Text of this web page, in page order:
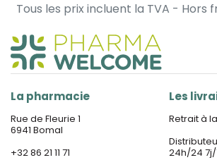
Tous les prix incluent la TVA - Hors
La pharmacie
Rue de Fleurie 1
6941 Bomal
+32 86 21 11 71
Les
Retrait à
24h/24